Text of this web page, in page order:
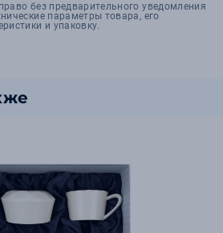
без предварительного уведомления
параметры товара, его
и упаковку.